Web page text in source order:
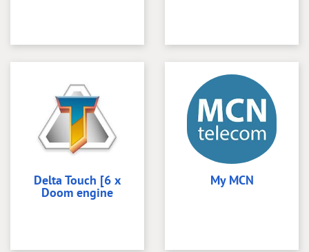
Delta Touch [6 x
Doom engine
My MCN